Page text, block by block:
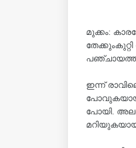
മുക്കം:
ഇന്ന്
പോയി.